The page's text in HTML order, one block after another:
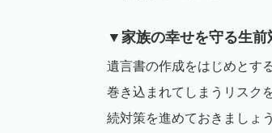
▼家族の幸せを守る生前
遺言書の作成をはじめとす
巻き込まれてしまうリスク
続対策を進めておきましょう